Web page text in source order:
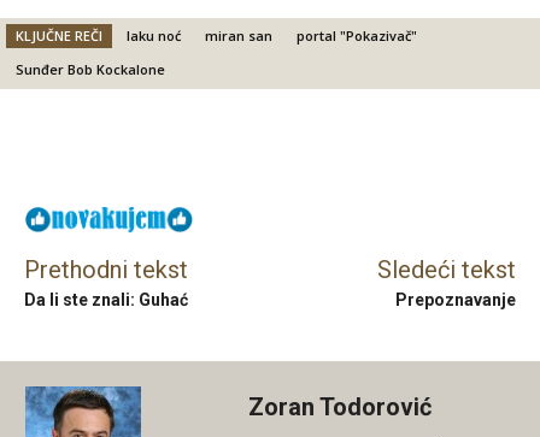
KLJUČNE REČI laku noć miran san
portal "Pokazivač"
Sunđer Bob Kockalone
Prethodni tekst
Da li ste znali: Guhać
Sledeći tekst
Prepoznavanje
Zoran Todorović